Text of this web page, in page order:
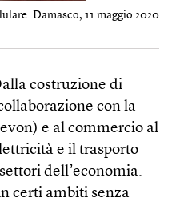
Damasco, 11 maggio 2020
costruzione di
con la
e al commercio al
e il trasporto
dell’economia.
certi ambiti senza